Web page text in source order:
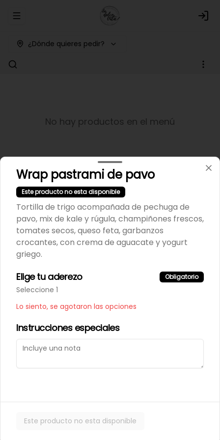
Abrir menu de navegación Login
¿Dónde quieres pedir?
No hay productos en el menú
Términos y condiciones
Mi cuenta
Iniciar sesión
Wrap pastrami de pavo
Este producto no esta disponible
Tortilla de trigo acompañada de pechuga de
pavo, mix de kale y rúgula, champiñones frescos,
tomates secos, queso feta, garbanzos
crocantes, con crema de aguacate y yogurt
griego.
Elige tu aderezo Obligatorio
Seleccione 1
Lo siento, se agotaron las opciones
Instrucciones especiales
Este producto no esta disponible